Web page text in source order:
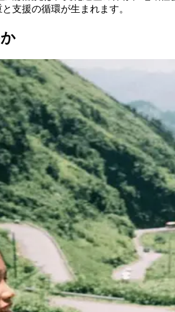
支援の循環が生まれます。